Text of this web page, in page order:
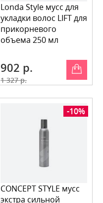
Londa Style мусс для
укладки волос LIFT для
прикорневого
объема 250 мл
902 р.
1 327 р.
-10%
CONCEPT STYLE мусс
экстра сильной